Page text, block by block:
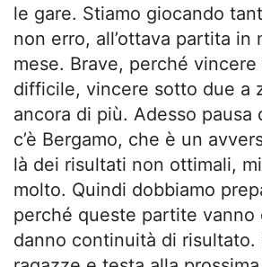
le gare. Stiamo giocando
non erro, all’ottava partita in
mese. Brave, perché vincere
difficile, vincere sotto due a
ancora di più. Adesso pausa
c’è Bergamo, che è un
là dei risultati non ottimali,
molto. Quindi dobbiamo
perché queste partite vanno
danno continuità di risultato.